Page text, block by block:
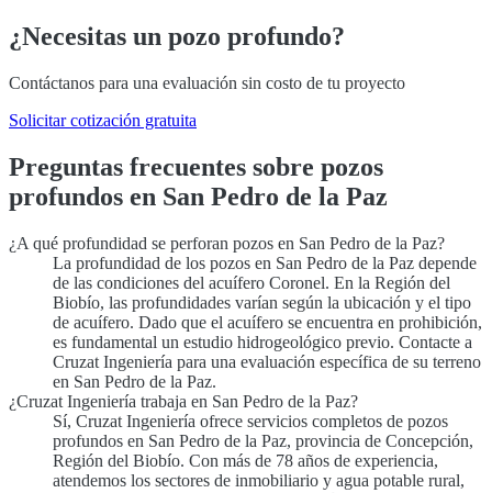
¿Necesitas un pozo profundo?
Contáctanos para una evaluación sin costo de tu proyecto
Solicitar cotización gratuita
Preguntas frecuentes sobre pozos
profundos en San Pedro de la Paz
¿A qué profundidad se perforan pozos en San Pedro de la Paz?
La profundidad de los pozos en San Pedro de la Paz depende
de las condiciones del acuífero Coronel. En la Región del
Biobío, las profundidades varían según la ubicación y el tipo
de acuífero. Dado que el acuífero se encuentra en prohibición,
es fundamental un estudio hidrogeológico previo. Contacte a
Cruzat Ingeniería para una evaluación específica de su terreno
en San Pedro de la Paz.
¿Cruzat Ingeniería trabaja en San Pedro de la Paz?
Sí, Cruzat Ingeniería ofrece servicios completos de pozos
profundos en San Pedro de la Paz, provincia de Concepción,
Región del Biobío. Con más de 78 años de experiencia,
atendemos los sectores de inmobiliario y agua potable rural,